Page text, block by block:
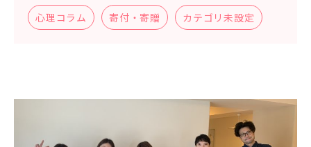
心理コラム 寄付・寄贈 カテゴリ未設定